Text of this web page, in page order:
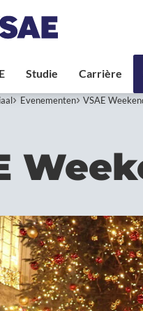
Evenementen VSAE